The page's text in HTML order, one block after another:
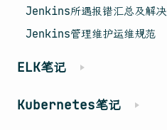
Jenkins所遇报错汇总及解决
Jenkins管理维护运维规范
ELK笔记
Kubernetes笔记